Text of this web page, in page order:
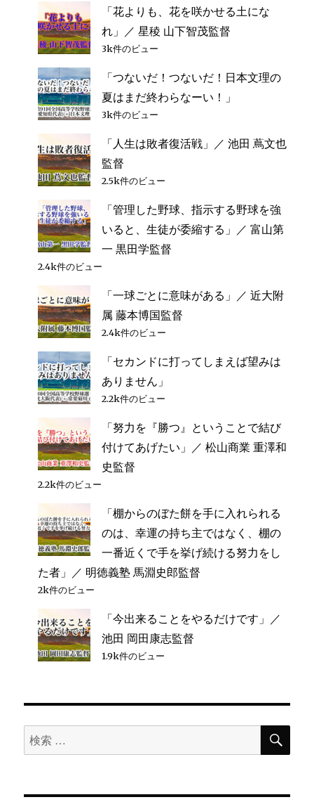
「花よりも、花を咲かせる土にな
れ」／ 星稜 山下智茂監督
3k件のビュー
「つないだ！つないだ！日本文理の
夏はまだ終わらなーい！」
3k件のビュー
「人生は敗者復活戦」／ 池田 蔦文也
監督
2.5k件のビュー
「管理した野球、指示する野球を強
いると、生徒が委縮する」／ 富山第
一 黒田学監督
2.4k件のビュー
「一球ごとに意味がある」／ 近大附
属 藤本博国監督
2.4k件のビュー
「セカンドに打ってしまえば望みは
ありません」
2.2k件のビュー
「努力を『勝つ』ということで結び
付けてあげたい」／ 松山商業 重澤和
史監督
2.2k件のビュー
「棚からのぼた餅を手に入れられる
のは、幸運の持ち主ではなく、棚の
一番近くで手を挙げ続ける努力をし
た者」／ 明徳義塾 馬淵史郎監督
2k件のビュー
「今出来ることをやるだけです」／
池田 岡田康志監督
1.9k件のビュー
検
索
象:
検